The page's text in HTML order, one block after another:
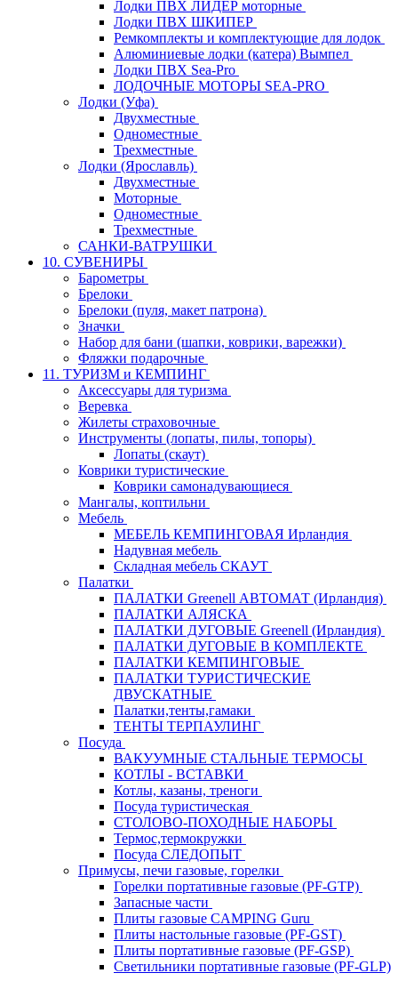
Лодки ПВХ ЛИДЕР моторные
Лодки ПВХ ШКИПЕР
Ремкомплекты и комплектующие для лодок
Алюминиевые лодки (катера) Вымпел
Лодки ПВХ Sea-Pro
ЛОДОЧНЫЕ МОТОРЫ SEA-PRO
Лодки (Уфа)
Двухместные
Одноместные
Трехместные
Лодки (Ярославль)
Двухместные
Моторные
Одноместные
Трехместные
САНКИ-ВАТРУШКИ
10. СУВЕНИРЫ
Барометры
Брелоки
Брелоки (пуля, макет патрона)
Значки
Набор для бани (шапки, коврики, варежки)
Фляжки подарочные
11. ТУРИЗМ и КЕМПИНГ
Аксессуары для туризма
Веревка
Жилеты страховочные
Инструменты (лопаты, пилы, топоры)
Лопаты (скаут)
Коврики туристические
Коврики самонадувающиеся
Мангалы, коптильни
Мебель
МЕБЕЛЬ КЕМПИНГОВАЯ Ирландия
Надувная мебель
Складная мебель СКАУТ
Палатки
ПАЛАТКИ Greenell АВТОМАТ (Ирландия)
ПАЛАТКИ АЛЯСКА
ПАЛАТКИ ДУГОВЫЕ Greenell (Ирландия)
ПАЛАТКИ ДУГОВЫЕ В КОМПЛЕКТЕ
ПАЛАТКИ КЕМПИНГОВЫЕ
ПАЛАТКИ ТУРИСТИЧЕСКИЕ
ДВУСКАТНЫЕ
Палатки,тенты,гамаки
ТЕНТЫ ТЕРПАУЛИНГ
Посуда
ВАКУУМНЫЕ СТАЛЬНЫЕ ТЕРМОСЫ
КОТЛЫ - ВСТАВКИ
Котлы, казаны, треноги
Посуда туристическая
СТОЛОВО-ПОХОДНЫЕ НАБОРЫ
Термос,термокружки
Посуда СЛЕДОПЫТ
Примусы, печи газовые, горелки
Горелки портативные газовые (PF-GTP)
Запасные части
Плиты газовые CAMPING Guru
Плиты настольные газовые (PF-GST)
Плиты портативные газовые (PF-GSP)
Светильники портативные газовые (PF-GLP)